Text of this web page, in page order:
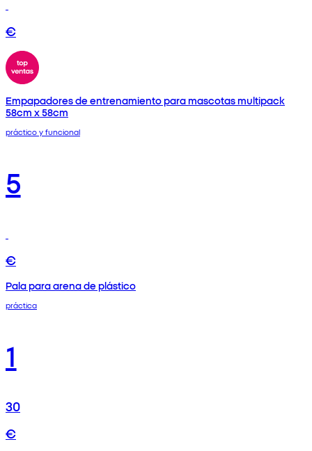
€
Empapadores de entrenamiento para mascotas multipack
58cm x 58cm
práctico y funcional
5
€
Pala para arena de plástico
práctica
1
30
€